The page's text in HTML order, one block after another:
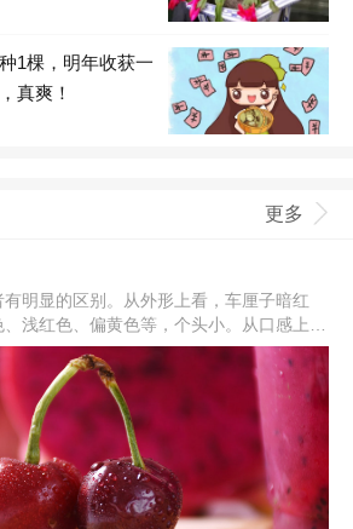
1棵，明年收获一
真爽！
更多
明显的区别。从外形上看，车厘子暗红
浅红色、偏黄色等，个头小。从口感上
樱桃皮薄多汁，带酸味。从生长习性上
我国，不耐寒，樱桃有一定的耐寒性。从价
水果，价格昂贵，樱桃则便宜很多。